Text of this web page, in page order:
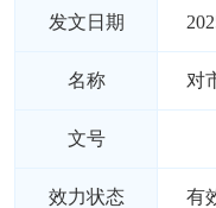
发文日期
名称 对
文号
效力状态 有